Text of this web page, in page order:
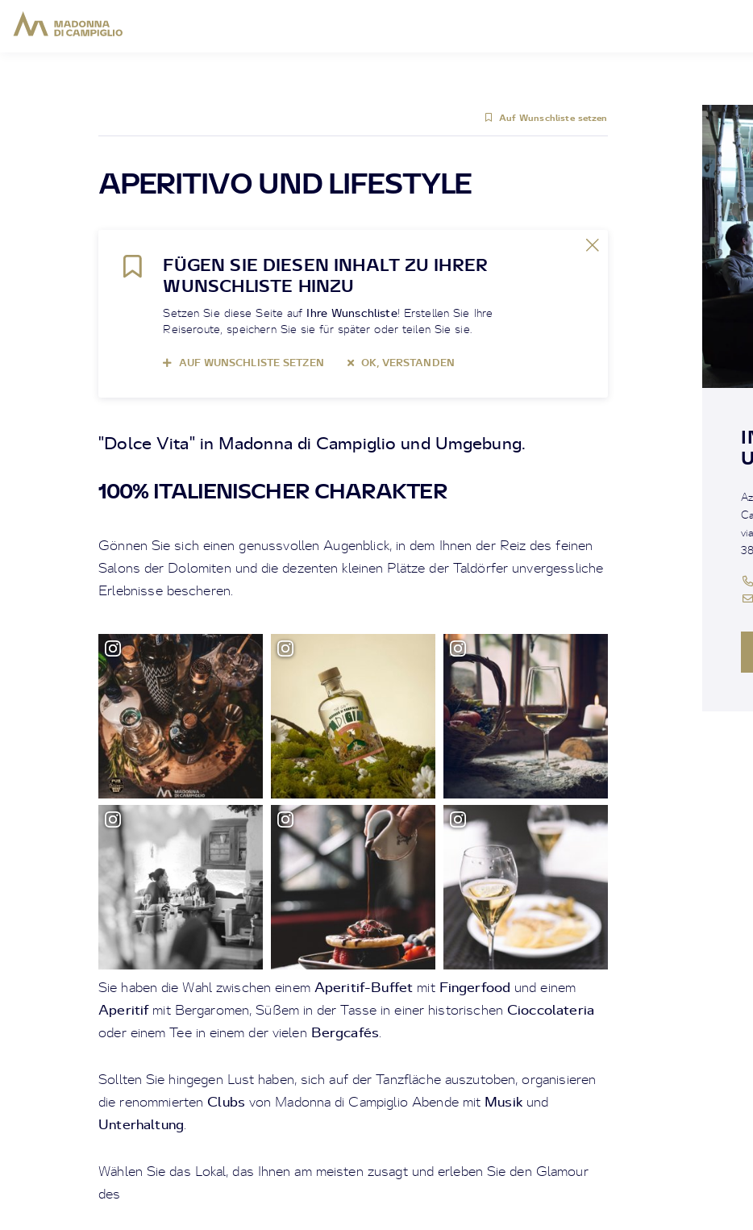
Auf Wunschliste setzen
APERITIVO UND LIFESTYLE
FÜGEN SIE DIESEN INHALT ZU IHRER
WUNSCHLISTE HINZU
Setzen Sie diese Seite auf Ihre Wunschliste! Erstellen Sie Ihre
Reiseroute, speichern Sie sie für später oder teilen Sie sie.
AUF WUNSCHLISTE SETZEN OK, VERSTANDEN
"Dolce Vita" in Madonna di Campiglio und Umgebung.
100% ITALIENISCHER CHARAKTER
Gönnen Sie sich einen genussvollen Augenblick, in dem Ihnen der Reiz des feinen
Salons der Dolomiten und die dezenten kleinen Plätze der Taldörfer unvergessliche
Erlebnisse bescheren.
Sie haben die Wahl zwischen einem Aperitif-Buffet mit Fingerfood und einem
Aperitifmit Bergaromen, Süßem in der Tasse in einer historischen Cioccolateria
oder einem Tee in einem der vielen Bergcafés.
Sollten Sie hingegen Lust haben, sich auf der Tanzfläche auszutoben, organisieren
die renommierten Clubs von Madonna di Campiglio Abende mit Musikund
Unterhaltung.
Wählen Sie das Lokal, das Ihnen am meisten zusagt und erleben Sie den Glamour
des